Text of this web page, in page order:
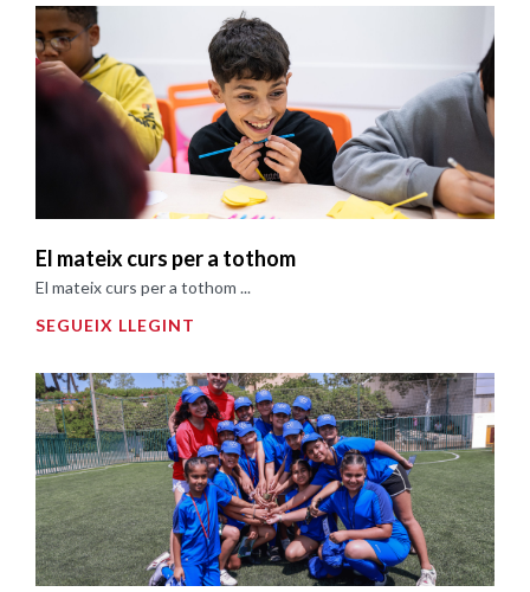
El mateix curs per a tothom
El mateix curs per a tothom ...
SEGUEIX LLEGINT